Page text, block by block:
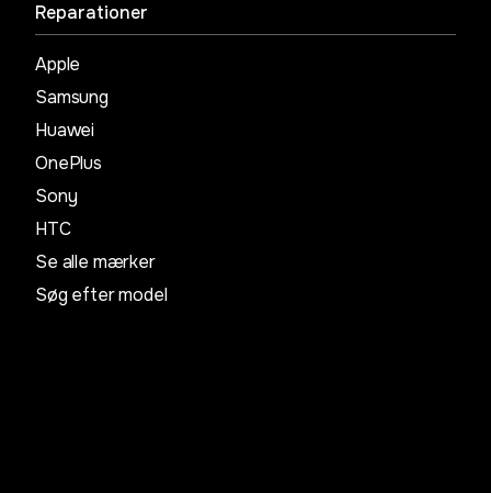
Reparationer
Apple
Samsung
Huawei
OnePlus
Sony
HTC
Se alle mærker
Søg efter model